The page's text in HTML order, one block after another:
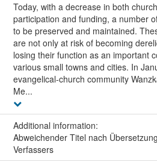
Today, with a decrease in both
participation and funding, a number
to be preserved and maintained.
are not only at risk of becoming
losing their function as an important
various small towns and cities. In
evangelical-church community
Me...
Additional information:
Abweichender Titel nach
Verfassers